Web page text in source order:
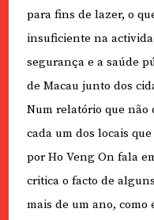
para fins de lazer, o
insuficiente na
segurança e a saúde
de Macau junto dos
Num relatório que não
cada um dos locais
por Ho Veng On fala
critica o facto de
mais de um ano, como